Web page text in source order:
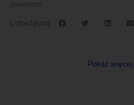
23/06/2026
Udostępnij:
Pokaż więcej...